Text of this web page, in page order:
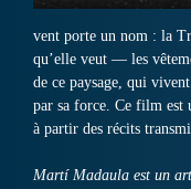
vent porte un nom : la
qu’elle veut — les
de ce paysage, qui
par sa force. Ce film est
à partir des récits
Martí Madaula est un